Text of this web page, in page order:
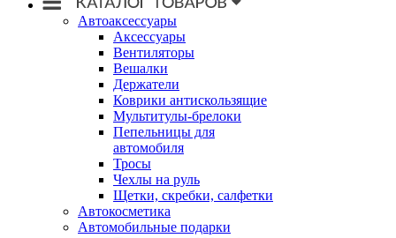
Автоаксессуары
Аксессуары
Вентиляторы
Вешалки
Держатели
Коврики антискользящие
Мультитулы-брелоки
Пепельницы для
автомобиля
Тросы
Чехлы на руль
Щетки, скребки, салфетки
Автокосметика
Автомобильные подарки